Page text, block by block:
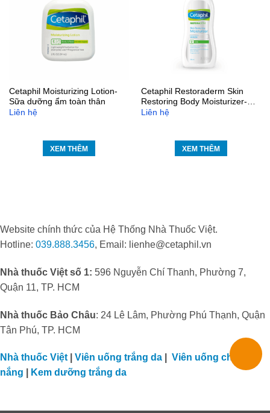
Cetaphil Moisturizing Lotion-
Sữa dưỡng ẩm toàn thân
Liên hệ
XEM THÊM
Cetaphil Restoraderm Skin
Restoring Body Moisturizer-
Sữa dưỡng ẩm toàn thân
Liên hệ
XEM THÊM
Website chính thức của Hệ Thống Nhà Thuốc Việt.
Hotline: 039.888.3456, Email: lienhe@cetaphil.vn
Nhà thuốc Việt số 1: 596 Nguyễn Chí Thanh, Phường 7,
Quận 11, TP. HCM
Nhà thuốc Bảo Châu: 24 Lê Lâm, Phường Phú Thạnh, Quận
Tân Phú, TP. HCM
Nhà thuốc Việt| Viên uống trắng da
Viên uống chống
nắng
Kem dưỡng trắng da